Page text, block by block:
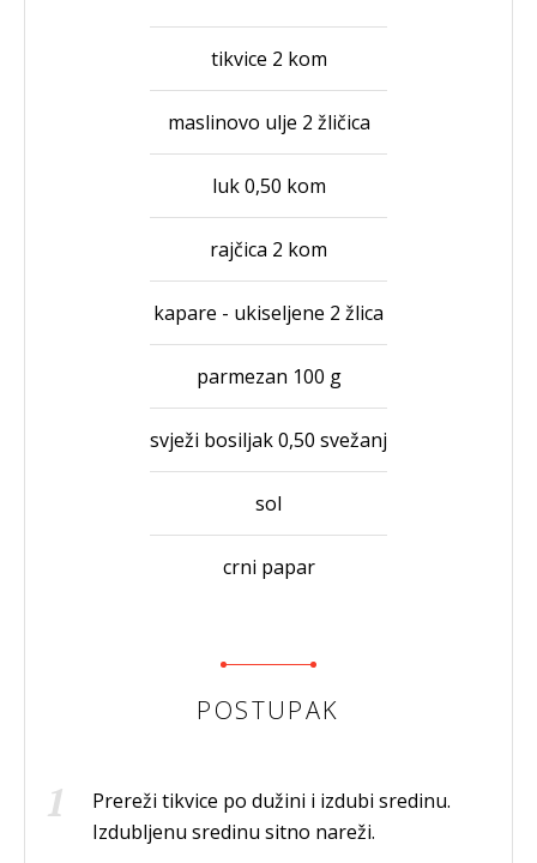
tikvice 2 kom
maslinovo ulje 2 žličica
luk 0,50 kom
rajčica 2 kom
kapare - ukiseljene 2 žlica
parmezan 100 g
svježi bosiljak 0,50 svežanj
sol
crni papar
POSTUPAK
Prereži tikvice po dužini i izdubi sredinu.
Izdubljenu sredinu sitno nareži.